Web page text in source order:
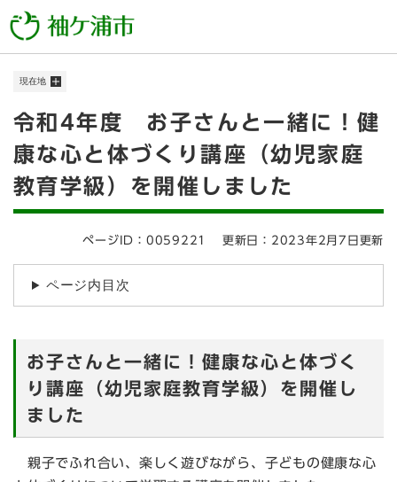
ー
メニューを飛ばして本文へ
現在地
本
文
令和4年度 お子さんと一緒に！健
康な心と体づくり講座（幼児家庭
教育学級）を開催しました
ページID：0059221 更新日：2023年2月7日更新
ページ内目次
お子さんと一緒に！健康な心と体づく
り講座（幼児家庭教育学級）を開催し
ました
親子でふれ合い、楽しく遊びながら、子どもの健康な心